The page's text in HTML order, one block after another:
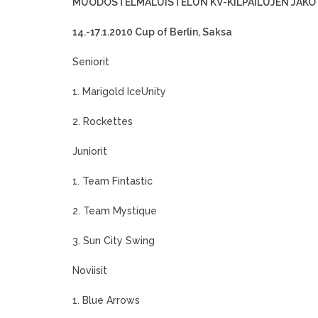
14.-17.1.2010 Cup of Berlin, Saksa
Seniorit
1. Marigold IceUnity
2. Rockettes
Juniorit
1. Team Fintastic
2. Team Mystique
3. Sun City Swing
Noviisit
1. Blue Arrows